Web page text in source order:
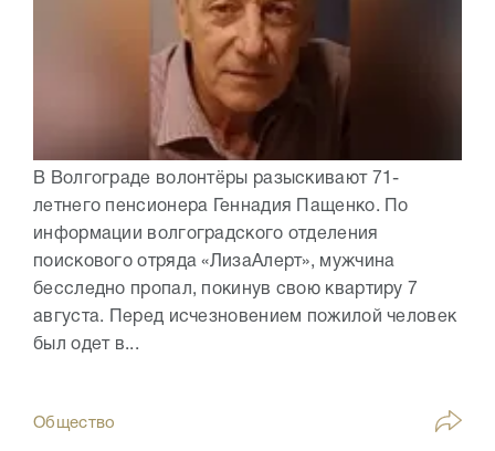
В Волгограде волонтёры разыскивают 71-
летнего пенсионера Геннадия Пащенко. По
информации волгоградского отделения
поискового отряда «ЛизаАлерт», мужчина
бесследно пропал, покинув свою квартиру 7
августа. Перед исчезновением пожилой человек
был одет в...
Общество